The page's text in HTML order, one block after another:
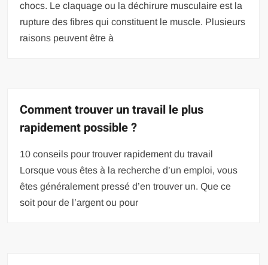
chocs. Le claquage ou la déchirure musculaire est la
rupture des fibres qui constituent le muscle. Plusieurs
raisons peuvent être à
Comment trouver un travail le plus
rapidement possible ?
10 conseils pour trouver rapidement du travail
Lorsque vous êtes à la recherche d’un emploi, vous
êtes généralement pressé d’en trouver un. Que ce
soit pour de l’argent ou pour